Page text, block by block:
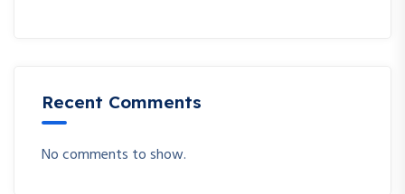
Recent Comments
No comments to show.